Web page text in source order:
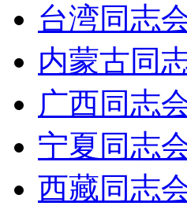
台湾同志
内蒙古同
广西同志
宁夏同志
西藏同志